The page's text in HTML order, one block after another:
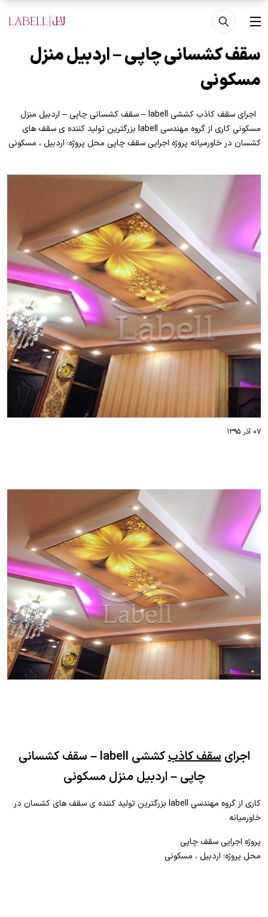
رفتن به محتوای اصلی
منو
سقف کشسانی چاپی – اردبیل منزل
مسکونی
اجرای سقف کاذب کششی labell – سقف کشسانی چاپی – اردبیل منزل
مسکونی کاری از گروه مهندسی labell بزرگترین تولید کننده ی سقف های
کشسان در خاورمیانه پروژه اجرایی سقف چاپی محل پروژه: اردبیل ، مسکونی
۰۷ آذر ۱۳۹۵
اجرایسقف کاذب
کششی labell – سقف کشسانی
چاپی – اردبیل منزل مسکونی
کاری از گروه مهندسی labell بزرگترین تولید کننده ی سقف های کشسان در
خاورمیانه
پروژه اجرایی سقف چاپی
محل پروژه: اردبیل ، مسکونی